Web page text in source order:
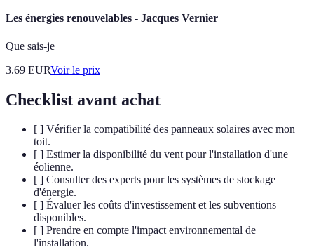
Les énergies renouvelables - Jacques Vernier
Que sais-je
3.69 EURVoir le prix
Checklist avant achat
[ ] Vérifier la compatibilité des panneaux solaires avec mon
toit.
[ ] Estimer la disponibilité du vent pour l'installation d'une
éolienne.
[ ] Consulter des experts pour les systèmes de stockage
d'énergie.
[ ] Évaluer les coûts d'investissement et les subventions
disponibles.
[ ] Prendre en compte l'impact environnemental de
l'installation.